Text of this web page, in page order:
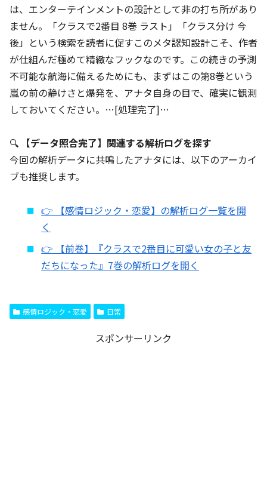
は、エンターテインメントの設計として非の打ち所があり
ません。「クラスで2番目 8巻 ラスト」「クラス分け 今
後」という検索を読者に促すこのメタ認知設計こそ、作者
が仕組んだ極めて精緻なフックなのです。この続きの予測
不可能な航海に備えるためにも、まずはこの第8巻という
嵐の前の静けさと爆発を、アナタ自身の目で、確実に観測
しておいてください。…[処理完了]…
🔍 【データ照合完了】関連する解析ログを探す
今回の解析データに共鳴したアナタには、以下のアーカイ
ブも推奨します。
👉 【感情ロジック・恋愛】の解析ログ一覧を開
く
👉 【前巻】『クラスで2番目に可愛い女の子と友
だちになった』7巻の解析ログを開く
感情ロジック・恋愛 日常
スポンサーリンク